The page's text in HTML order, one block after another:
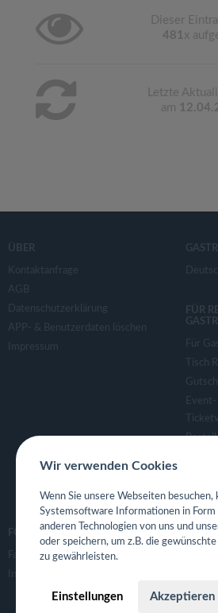
Dieser
481 x
Letzte
am
ÜBER
Kontaktanfrage
AGB
Datenschutzerklärung
APP- & Benutzerdaten löschen
Impressum
FÜR
Für
Tisch
FOLGE UNS
Facebook
Instagram
Wir verwenden Cookies
Wenn Sie unsere Webseiten besuchen,
Systemsoftware Informationen in Form
anderen Technologien von uns und
oder speichern, um z.B. die
zu gewährleisten.
Einstellungen Akzeptieren